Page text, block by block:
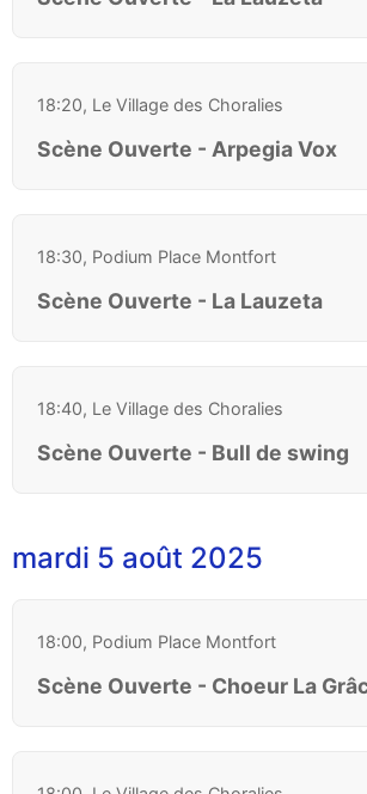
18:20, Le Village des Choralies
Scène Ouverte - Arpegia Vox
18:30, Podium Place Montfort
Scène Ouverte - La Lauzeta
18:40, Le Village des Choralies
Scène Ouverte - Bull de swing
mardi 5 août 2025
18:00, Podium Place Montfort
Scène Ouverte - Choeur La